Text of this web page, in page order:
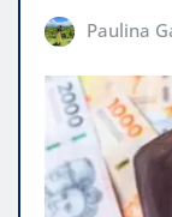
Paulina